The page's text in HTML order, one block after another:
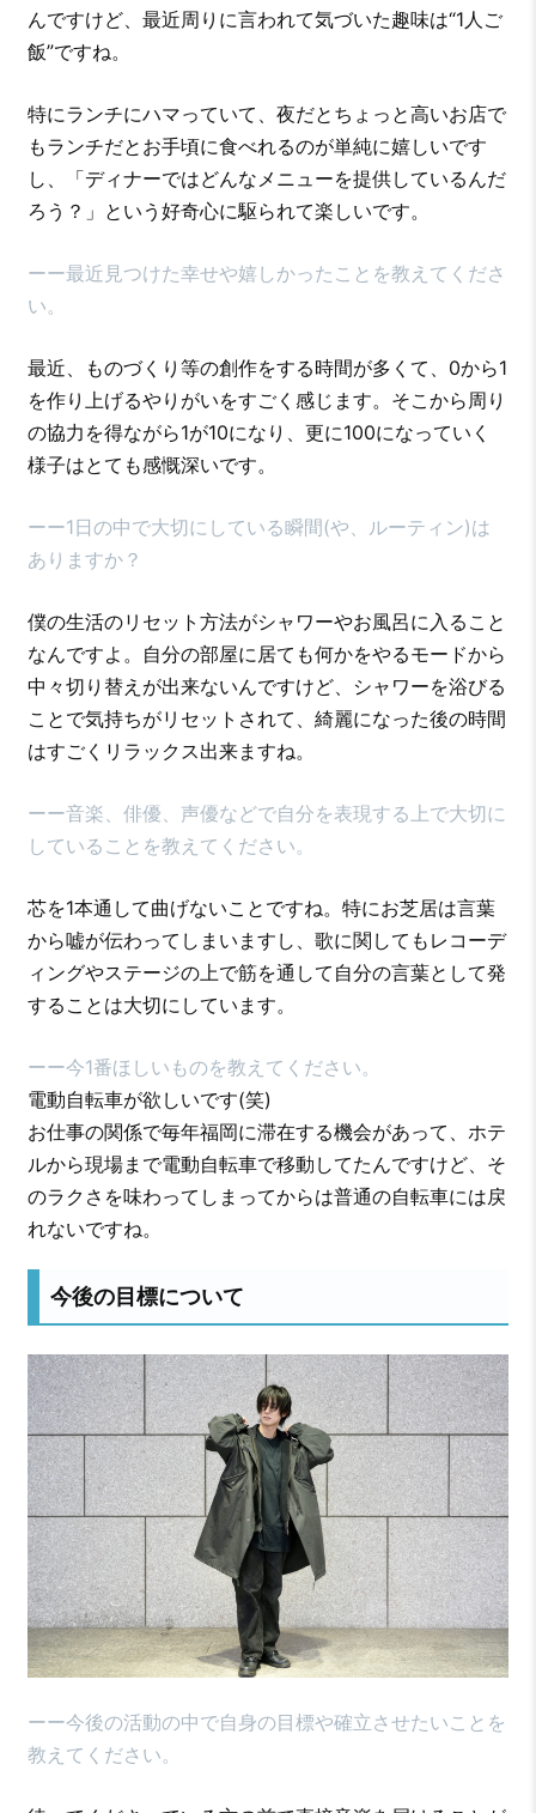
んですけど、最近周りに言われて気づいた趣味は“1人ご
飯”ですね。
特にランチにハマっていて、夜だとちょっと高いお店で
もランチだとお手頃に食べれるのが単純に嬉しいです
し、「ディナーではどんなメニューを提供しているんだ
ろう？」という好奇心に駆られて楽しいです。
ーー最近見つけた幸せや嬉しかったことを教えてくださ
い。
最近、ものづくり等の創作をする時間が多くて、0から1
を作り上げるやりがいをすごく感じます。そこから周り
の協力を得ながら1が10になり、更に100になっていく
様子はとても感慨深いです。
ーー1日の中で大切にしている瞬間(や、ルーティン)は
ありますか？
僕の生活のリセット方法がシャワーやお風呂に入ること
なんですよ。自分の部屋に居ても何かをやるモードから
中々切り替えが出来ないんですけど、シャワーを浴びる
ことで気持ちがリセットされて、綺麗になった後の時間
はすごくリラックス出来ますね。
ーー音楽、俳優、声優などで自分を表現する上で大切に
していることを教えてください。
芯を1本通して曲げないことですね。特にお芝居は言葉
から嘘が伝わってしまいますし、歌に関してもレコーデ
ィングやステージの上で筋を通して自分の言葉として発
することは大切にしています。
ーー今1番ほしいものを教えてください。
電動自転車が欲しいです(笑)
お仕事の関係で毎年福岡に滞在する機会があって、ホテ
ルから現場まで電動自転車で移動してたんですけど、そ
のラクさを味わってしまってからは普通の自転車には戻
れないですね。
今後の目標について
ーー今後の活動の中で自身の目標や確立させたいことを
教えてください。